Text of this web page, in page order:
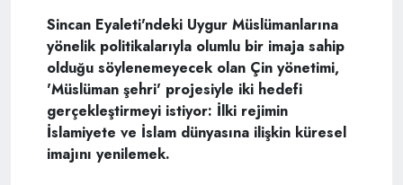
Sincan Eyaleti'ndeki Uygur Müslümanlarına
yönelik politikalarıyla olumlu bir imaja sahip
olduğu söylenemeyecek olan Çin yönetimi,
'Müslüman şehri' projesiyle iki hedefi
gerçekleştirmeyi istiyor: İlki rejimin
İslamiyete ve İslam dünyasına ilişkin küresel
imajını yenilemek.